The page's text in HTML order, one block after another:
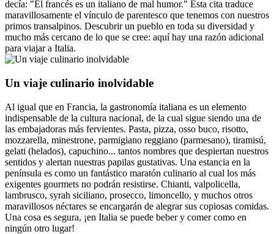
decía: "El francés es un italiano de mal humor." Esta cita traduce
maravillosamente el vínculo de parentesco que tenemos con nuestros
primos transalpinos. Descubrir un pueblo en toda su diversidad y
mucho más cercano de lo que se cree: aquí hay una razón adicional
para viajar a Italia.
Un viaje culinario inolvidable
Al igual que en Francia, la gastronomía italiana es un elemento
indispensable de la cultura nacional, de la cual sigue siendo una de
las embajadoras más fervientes. Pasta, pizza, osso buco, risotto,
mozzarella, minestrone, parmigiano reggiano (parmesano), tiramisú,
gelati (helados), capuchino... tantos nombres que despiertan nuestros
sentidos y alertan nuestras papilas gustativas. Una estancia en la
península es como un fantástico maratón culinario al cual los más
exigentes gourmets no podrán resistirse. Chianti, valpolicella,
lambrusco, syrah siciliano, prosecco, limoncello, y muchos otros
maravillosos néctares se encargarán de alegrar sus copiosas comidas.
Una cosa es segura, ¡en Italia se puede beber y comer como en
ningún otro lugar!